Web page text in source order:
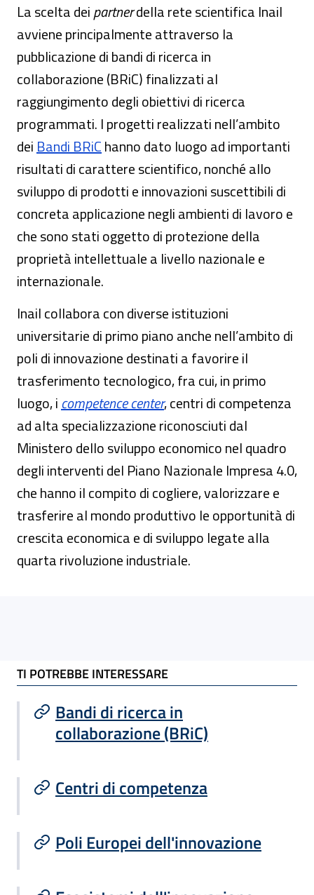
La scelta deipartnerdella rete scientifica Inail
avviene principalmente attraverso la
pubblicazione di bandi di ricerca in
collaborazione (BRiC) finalizzati al
raggiungimento degli obiettivi di ricerca
programmati. I progetti realizzati nell’ambito
dei Bandi BRiChanno dato luogo ad importanti
risultati di carattere scientifico, nonché allo
sviluppo di prodotti e innovazioni suscettibili di
concreta applicazione negli ambienti di lavoro e
che sono stati oggetto di protezione della
proprietà intellettuale a livello nazionale e
internazionale.
Inail collabora con diverse istituzioni
universitarie di primo piano anche nell’ambito di
poli di innovazione destinati a favorire il
trasferimento tecnologico, fra cui, in primo
luogo, icompetence center, centri di competenza
ad alta specializzazione riconosciuti dal
Ministero dello sviluppo economico nel quadro
degli interventi del Piano Nazionale Impresa 4.0,
che hanno il compito di cogliere, valorizzare e
trasferire al mondo produttivo le opportunità di
crescita economica e di sviluppo legate alla
quarta rivoluzione industriale.
TI POTREBBE INTERESSARE
TI POTREBBE INTERESSARE
Bandi di ricerca in
collaborazione (BRiC)
Centri di competenza
Poli Europei dell'innovazione